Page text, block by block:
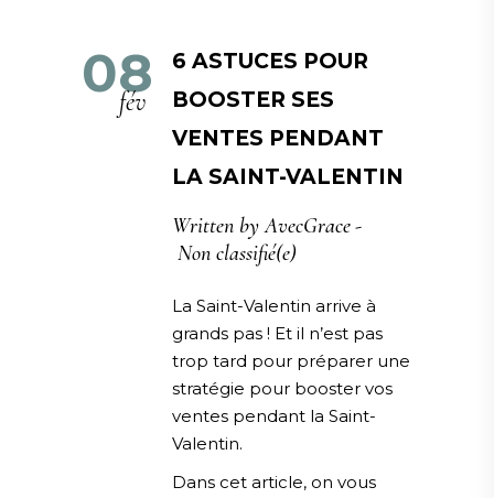
08
fév
6 ASTUCES POUR
BOOSTER SES
VENTES PENDANT
LA SAINT-VALENTIN
Written byAvecGrace
Non classifié(e)
La Saint-Valentin arrive à
grands pas ! Et il n’est pas
trop tard pour préparer une
stratégie pour booster vos
ventes pendant la Saint-
Valentin.
Dans cet article, on vous